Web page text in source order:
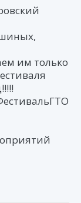
им только